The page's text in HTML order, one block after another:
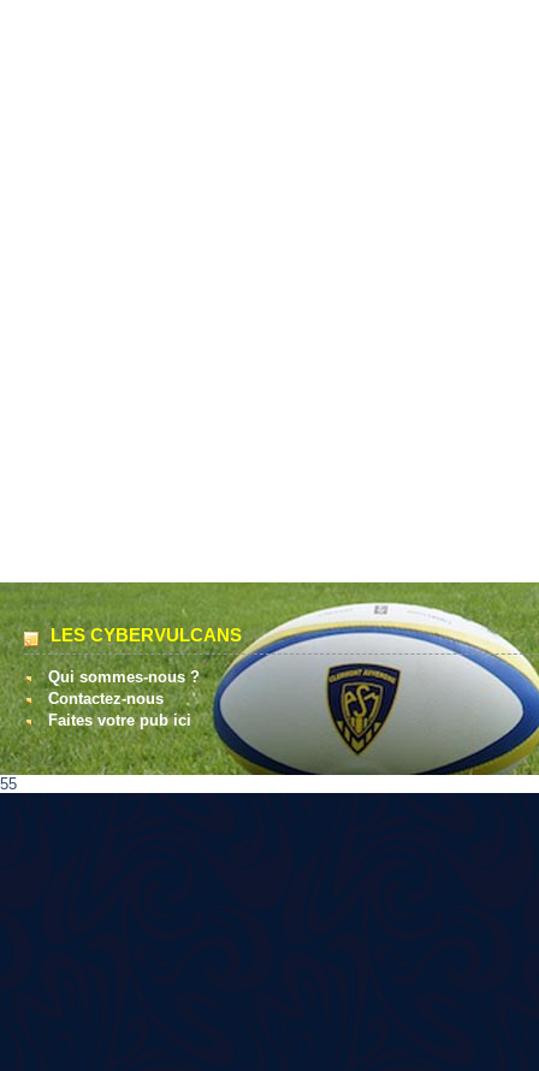
LES CYBERVULCANS
Qui sommes-nous ?
Contactez-nous
Faites votre pub ici
55